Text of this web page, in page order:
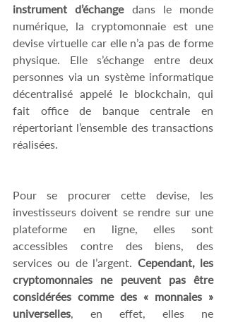
instrument d’échange dans le monde
numérique, la cryptomonnaie est une
devise virtuelle car elle n’a pas de forme
physique. Elle s’échange entre deux
personnes via un système informatique
décentralisé appelé le blockchain, qui
fait office de banque centrale en
répertoriant l’ensemble des transactions
réalisées.
Pour se procurer cette devise, les
investisseurs doivent se rendre sur une
plateforme en ligne, elles sont
accessibles contre des biens, des
services ou de l’argent. Cependant, les
cryptomonnaies ne peuvent pas être
considérées comme des « monnaies »
universelles, en effet, elles ne